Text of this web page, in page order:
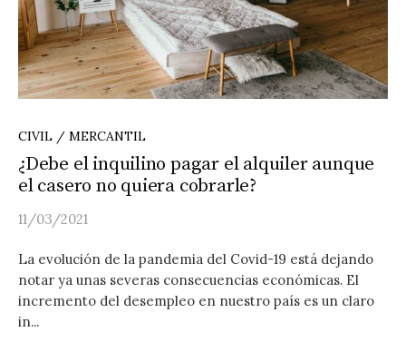
CIVIL / MERCANTIL
¿Debe el inquilino pagar el alquiler aunque
el casero no quiera cobrarle?
11/03/2021
La evolución de la pandemia del Covid-19 está dejando
notar ya unas severas consecuencias económicas. El
incremento del desempleo en nuestro país es un claro
in...